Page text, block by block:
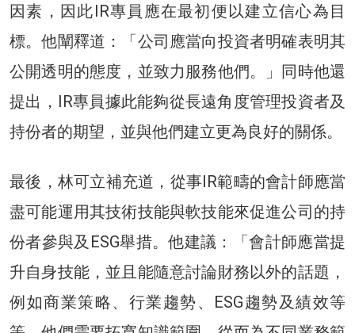
因素，因此IR專員應在最初便以建立信心為目
標。他闡釋道：「公司應當向投資者明確表明其
公開透明的態度，並致力服務他們。」同時他還
提出，IR專員據此能夠從長遠角度管理投資者及
持份者的期望，並與他們建立更為良好的關係。
最後，林可立補充道，從事IR範疇的會計師應當
盡可能運用其技術技能與軟技能來促進公司的持
份者參與及ESG舉措。他建議：「會計師應當提
升自身技能，並且能隨意討論財務以外的話題，
例如商業策略、行業趨勢、ESG趨勢及績效等